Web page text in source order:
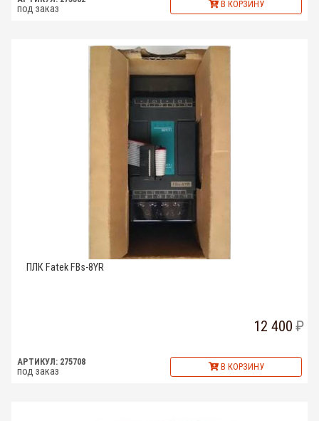
под заказ В КОРЗИНУ
ПЛК Fatek FBs-8YR
12 400
АРТИКУЛ: 275708
под заказ В КОРЗИНУ